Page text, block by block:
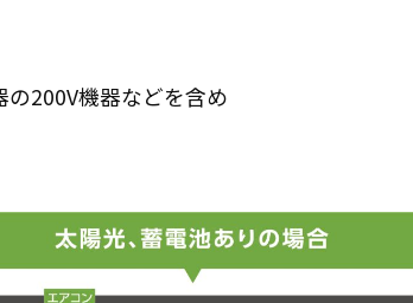
200V機器などを含め